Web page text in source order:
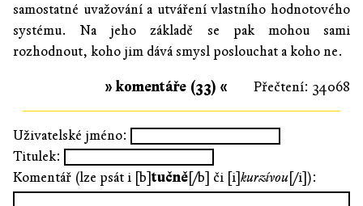
samostatné uvažování a utváření vlastního hodnotového
systému. Na jeho základě se pak mohou sami
rozhodnout, koho jim dává smysl poslouchat a koho ne.
Přečtení: 34068
» komentáře (33) «
Uživatelské jméno:
Titulek:
Komentář (lze psát i [b]tučně[/b] či [i]kurzívou[/i]):